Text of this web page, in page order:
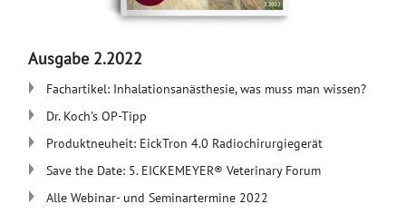
Ausgabe 2.2022
Fachartikel: Inhalationsanästhesie, was muss man wissen?
Dr. Koch's OP-Tipp
Produktneuheit: EickTron 4.0 Radiochirurgiegerät
Save the Date: 5. EICKEMEYER® Veterinary Forum
Alle Webinar- und Seminartermine 2022